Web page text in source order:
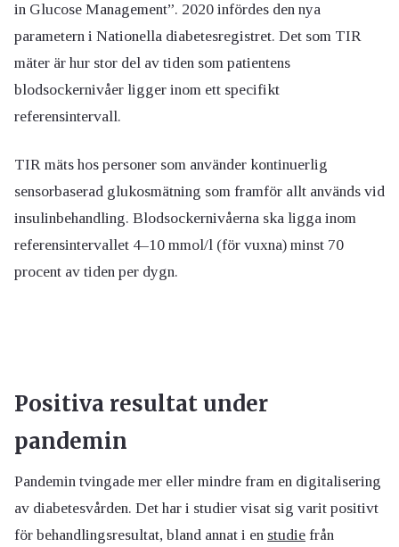
in Glucose Management”. 2020 infördes den nya
parametern i Nationella diabetesregistret. Det som TIR
mäter är hur stor del av tiden som patientens
blodsockernivåer ligger inom ett specifikt
referensintervall.
TIR mäts hos personer som använder kontinuerlig
sensorbaserad glukosmätning som framför allt används vid
insulinbehandling. Blodsockernivåerna ska ligga inom
referensintervallet 4–10 mmol/l (för vuxna) minst 70
procent av tiden per dygn.
Positiva resultat under
pandemin
Pandemin tvingade mer eller mindre fram en digitalisering
av diabetesvården. Det har i studier visat sig varit positivt
för behandlingsresultat, bland annat i en studie från